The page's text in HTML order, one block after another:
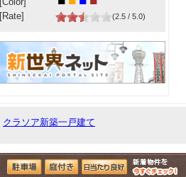
[Rate] (2.5 / 5.0)
クラソア新築一戸建て